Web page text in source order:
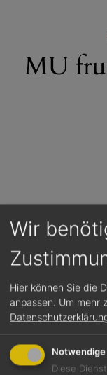
MU
Wir
Hier können Sie die
anpassen. Um mehr
Diese